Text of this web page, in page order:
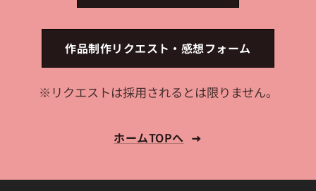
作品制作リクエスト・感想フォーム
※リクエストは採用されるとは限りません。
ホームTOPへ